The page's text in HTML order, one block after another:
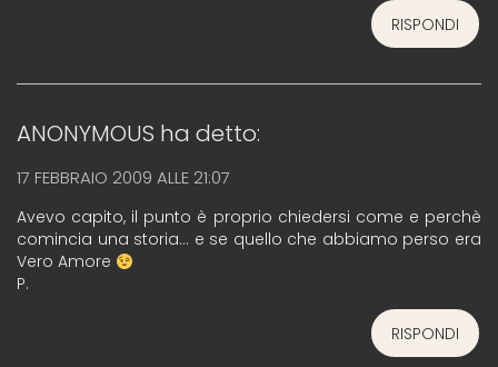
RISPONDI
ANONYMOUS ha detto:
17 FEBBRAIO 2009 ALLE 21:07
Avevo capito, il punto è proprio chiedersi come e perchè
comincia una storia… e se quello che abbiamo perso era
Vero Amore
P.
RISPONDI